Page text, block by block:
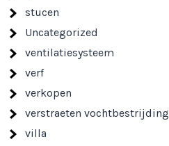
stucen
Uncategorized
ventilatiesysteem
verf
verkopen
verstraeten vochtbestrijding
villa